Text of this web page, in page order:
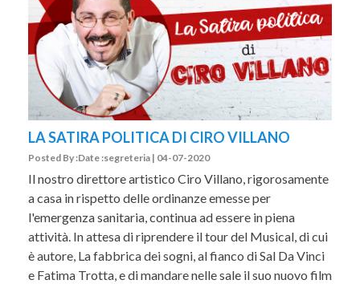
LA SATIRA POLITICA DI CIRO VILLANO
Posted By :Date :segreteria | 04-07-2020
Il nostro direttore artistico Ciro Villano, rigorosamente
a casa in rispetto delle ordinanze emesse per
l'emergenza sanitaria, continua ad essere in piena
attività. In attesa di riprendere il tour del Musical, di cui
è autore, La fabbrica dei sogni, al fianco di Sal Da Vinci
e Fatima Trotta, e di mandare nelle sale il suo nuovo film